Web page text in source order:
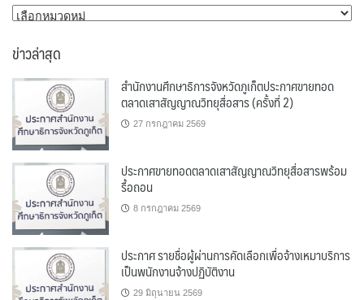
หมวด
ข่าวล่าสุด
สำนักงานศึกษาธิการจังหวัดภูเก็ตประกาศขายทอด
ตลาดเสาสัญญาณวิทยุสื่อสาร (ครั้งที่ 2)
27 กรกฎาคม 2569
ประกาศขายทอดตลาดเสาสัญญาณวิทยุสื่อสารพร้อม
รื้อถอน
8 กรกฎาคม 2569
ประกาศ รายชื่อผู้ผ่านการคัดเลือกเพื่อจ้างเหมาบริการ
เป็นพนักงานจ้างปฏิบัติงาน
29 มิถุนายน 2569